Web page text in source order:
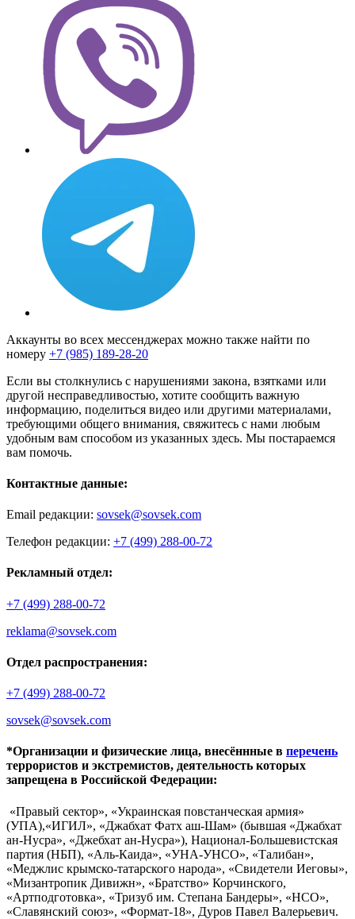
Аккаунты во всех мессенджерах можно также найти по
номеру +7 (985) 189-28-20
Если вы столкнулись с нарушениями закона, взятками или
другой несправедливостью, хотите сообщить важную
информацию, поделиться видео или другими материалами,
требующими общего внимания, свяжитесь с нами любым
удобным вам способом из указанных здесь. Мы постараемся
вам помочь.
Контактные данные:
Email редакции: sovsek@sovsek.com
Телефон редакции: +7 (499) 288-00-72
Рекламный отдел:
+7 (499) 288-00-72
reklama@sovsek.com
Отдел распространения:
+7 (499) 288-00-72
sovsek@sovsek.com
*Организации и физические лица, внесённные в перечень
террористов и экстремистов, деятельность которых
запрещена в Российской Федерации:
«Правый сектор», «Украинская повстанческая армия»
(УПА),«ИГИЛ», «Джабхат Фатх аш-Шам» (бывшая «Джабхат
ан-Нусра», «Джебхат ан-Нусра»), Национал-Большевистская
партия (НБП), «Аль-Каида», «УНА-УНСО», «Талибан»,
«Меджлис крымско-татарского народа», «Свидетели Иеговы»,
«Мизантропик Дивижн», «Братство» Корчинского,
«Артподготовка», «Тризуб им. Степана Бандеры», «НСО»,
«Славянский союз», «Формат-18», Дуров Павел Валерьевич.